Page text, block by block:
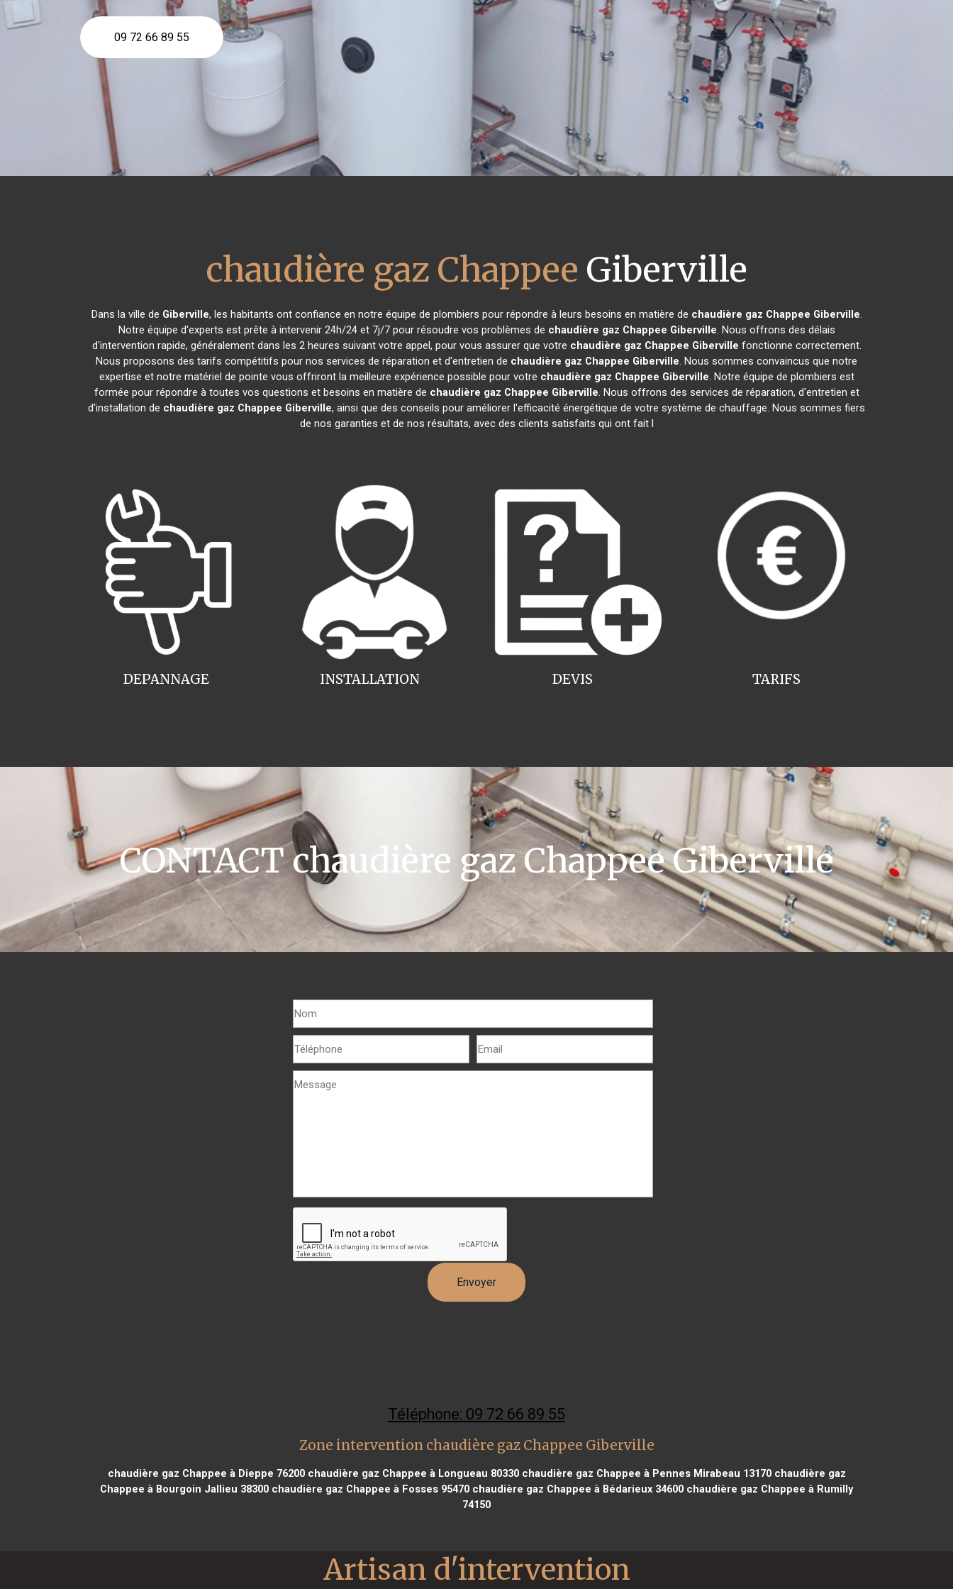
09 72 66 89 55
chaudière gaz Chappee Giberville
Dans la ville de Giberville, les habitants ont confiance en notre équipe de plombiers pour répondre à leurs besoins en matière de chaudière gaz Chappee Giberville.
Notre équipe d'experts est prête à intervenir 24h/24 et 7j/7 pour résoudre vos problèmes de chaudière gaz Chappee Giberville. Nous offrons des délais
d'intervention rapide, généralement dans les 2 heures suivant votre appel, pour vous assurer que votre chaudière gaz Chappee Giberville fonctionne correctement.
Nous proposons des tarifs compétitifs pour nos services de réparation et d'entretien de chaudière gaz Chappee Giberville. Nous sommes convaincus que notre
expertise et notre matériel de pointe vous offriront la meilleure expérience possible pour votre chaudière gaz Chappee Giberville. Notre équipe de plombiers est
formée pour répondre à toutes vos questions et besoins en matière de chaudière gaz Chappee Giberville. Nous offrons des services de réparation, d'entretien et
d'installation de chaudière gaz Chappee Giberville, ainsi que des conseils pour améliorer l'efficacité énergétique de votre système de chauffage. Nous sommes fiers
de nos garanties et de nos résultats, avec des clients satisfaits qui ont fait l
INSTALLATION
DEPANNAGE TARIFS
DEVIS
CONTACT chaudière gaz Chappee Giberville
Téléphone: 09 72 66 89 55
Zone intervention chaudière gaz Chappee Giberville
chaudière gaz Chappee à Dieppe 76200chaudière gaz Chappee à Longueau 80330chaudière gaz Chappee à Pennes Mirabeau 13170chaudière gaz
Chappee à Bourgoin Jallieu 38300 chaudière gaz Chappee à Fosses 95470 chaudière gaz Chappee à Bédarieux 34600 chaudière gaz Chappee à Rumilly
74150
Artisan d'intervention